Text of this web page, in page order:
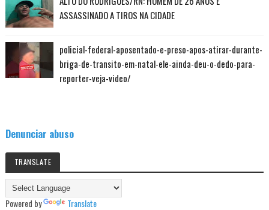
ASSASSINADO A TIROS NA CIDADE
policial-federal-aposentado-e-preso-apos-atirar-durante-
briga-de-transito-em-natal-ele-ainda-deu-o-dedo-para-
reporter-veja-video/
Denunciar abuso
TRANSLATE
Powered by Translate